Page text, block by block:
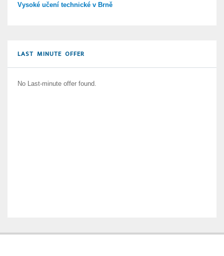
Vysoké učení technické v Brně
LAST MINUTE OFFER
No Last-minute offer found.